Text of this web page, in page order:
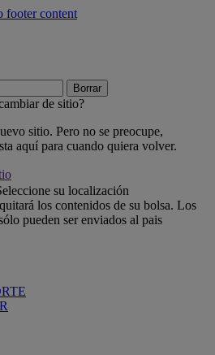
footer content
Borrar
de sitio?
sitio. Pero no se preocupe,
aquí para cuando quiera volver.
su localización
los contenidos de su bolsa. Los
pueden ser enviados al pais